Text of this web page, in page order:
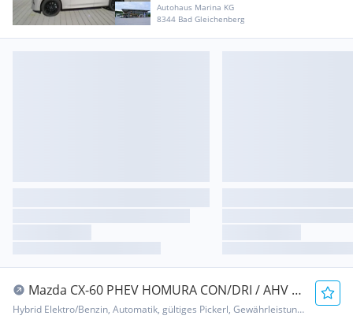
Autohaus Marina KG
8344 Bad Gleichenberg
Mazda CX-60 PHEV HOMURA CON/DRI / AHV /
8-FACH BEREIF...
Hybrid Elektro/Benzin, Automatik, gültiges Pickerl, Gewährleistung, Garantie